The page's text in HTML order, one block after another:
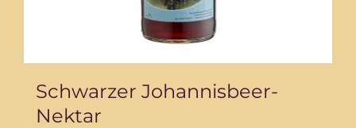
Schwarzer Johannisbeer-
Nektar